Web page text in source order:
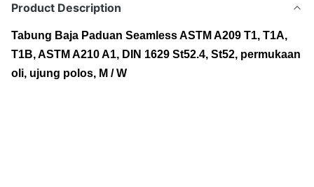
Product Description
Tabung Baja Paduan Seamless ASTM A209 T1, T1A,
T1B, ASTM A210 A1, DIN 1629 St52.4, St52, permukaan
oli, ujung polos, M / W